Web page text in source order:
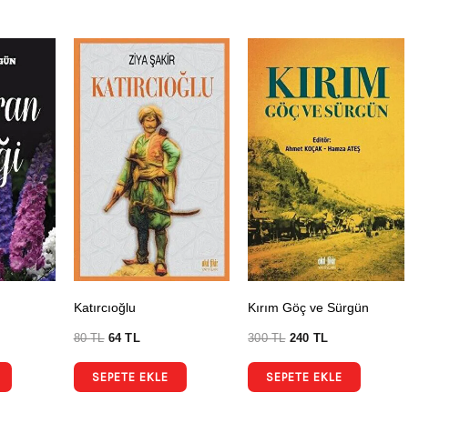
Katırcıoğlu
80TL 64TL
SEPETE EKLE
Kırım Göç ve Sürgün
300TL 240 TL
SEPETE EKLE